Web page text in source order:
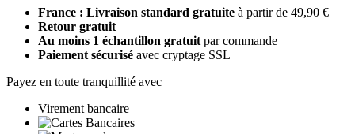
France : Livraison standard gratuite à partir de 49,90 €
Retour gratuit
Au moins 1 échantillon gratuit par commande
Paiement sécurisé avec cryptage SSL
Payez en toute tranquillité avec
Virement bancaire